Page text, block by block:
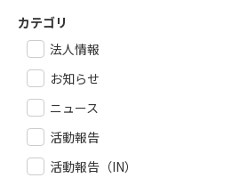
カテゴリ
法人情報
お知らせ
ニュース
活動報告
活動報告（IN）